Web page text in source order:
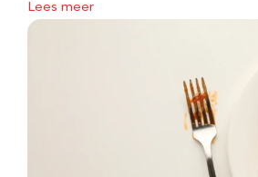
Lees meer